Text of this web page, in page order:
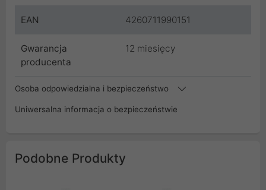
EAN 4260711990151
Gwarancja
producenta
12 miesięcy
Osoba odpowiedzialna i bezpieczeństwo
Uniwersalna informacja o bezpieczeństwie
Podobne Produkty